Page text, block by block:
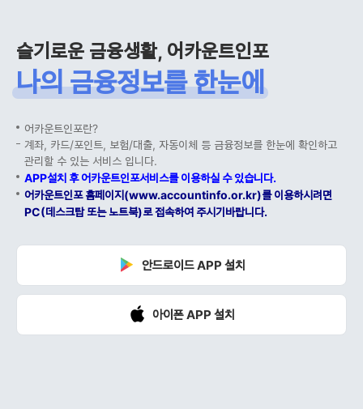
슬기로운 금융생활, 어카운트인포
나의 금융정보를 한눈에
어카운트인포란?
계좌, 카드/포인트, 보험/대출, 자동이체 등 금융정보를 한눈에 확인하고
관리할 수 있는 서비스 입니다.
APP설치 후 어카운트인포서비스를 이용하실 수 있습니다.
어카운트인포 홈페이지(www.accountinfo.or.kr)를 이용하시려면
PC(데스크탑 또는 노트북)로 접속하여 주시기바랍니다.
안드로이드 APP 설치
아이폰 APP 설치